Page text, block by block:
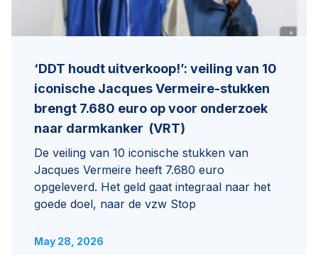
‘DDT houdt uitverkoop!’: veiling van 10
iconische Jacques Vermeire-stukken
brengt 7.680 euro op voor onderzoek
naar darmkanker (VRT)
De veiling van 10 iconische stukken van
Jacques Vermeire heeft 7.680 euro
opgeleverd. Het geld gaat integraal naar het
goede doel, naar de vzw Stop
May 28, 2026